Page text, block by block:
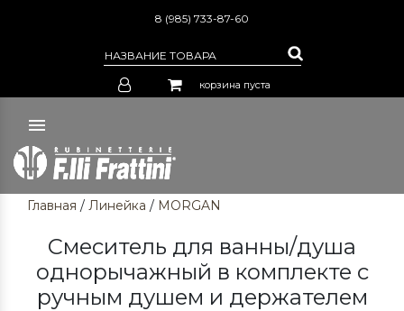
8 (985) 733-87-60
корзина пуста
Главная / Линейка / MORGAN
Смеситель для ванны/душа
однорычажный в комплекте с
ручным душем и держателем